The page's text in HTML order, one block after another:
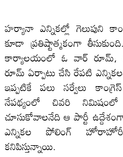
హర్యానా ఎన్నికల్లో గెలుపుని
కూడా ప్రతిష్టాత్మకంగా
కార్యాలయంలో ఓ వార్
రూమ్ ఏర్పాటు చేసి రేపటి
ఇప్పటికే పలు సర్వేలు
నేపథ్యంలో చివరి నిమిషంలో
చూసుకోవాలనేది ఆ పార్టీ
ఎన్నికల పోలింగ్
కనిపిస్తున్నాయి.